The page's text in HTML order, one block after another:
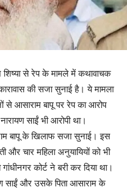
शिष्या से रेप के मामले में कथावाचक
की सजा सुनाई है। ये मामला
आसाराम बापू पर रेप का आरोप
साईं भी आरोपी था।
बापू के खिलाफ सजा सुनाई। इस
और चार महिला अनुयायियों को भी
कोर्ट ने बरी कर दिया था।
साईं और उसके पिता आसाराम के